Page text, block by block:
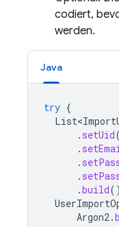
codiert,
werden.
Java
try {
. setUid(
.
.
.
.build
Argon2.